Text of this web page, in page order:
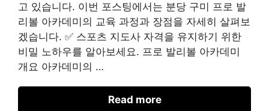
고 있습니다. 이번 포스팅에서는 분당 구미 프로 발
리볼 아카데미의 교육 과정과 장점을 자세히 살펴보
겠습니다. ✅ 스포츠 지도사 자격을 유지하기 위한
비밀 노하우를 알아보세요. 프로 발리볼 아카데미
개요 아카데미의 …
Read more